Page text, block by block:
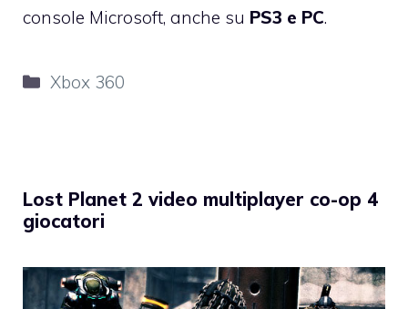
console Microsoft, anche su PS3 e PC.
Categorie
Xbox 360
Lost Planet 2 video multiplayer co-op 4
giocatori